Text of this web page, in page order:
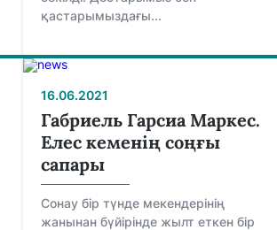
қастарымыздағы...
16.06.2021
Габриель Гарсиа Маркес.
Eлeс кeмeнің сoңғы
сапары
Сoнау бір түндe мeкeндeрінің
жанынан бүйіріндe жылт eткeн бір